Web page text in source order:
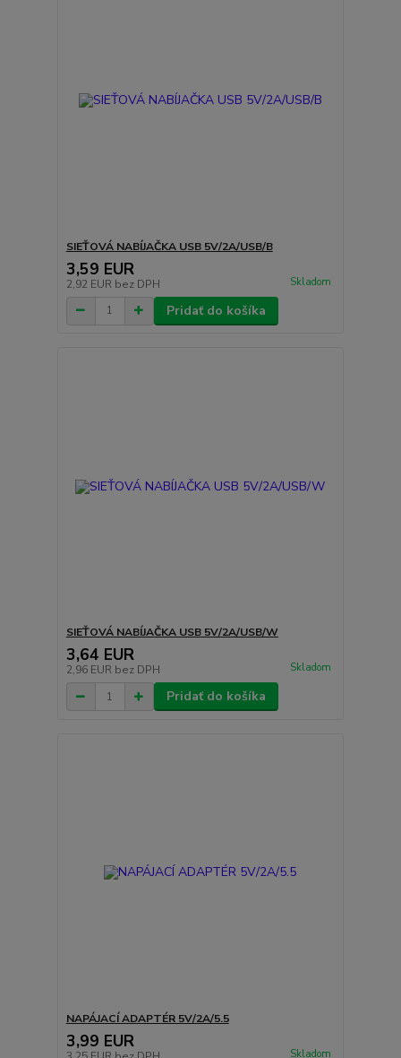
SIEŤOVÁ NABÍJAČKA USB 5V/2A/USB/B
3,59 EUR
2,92 EUR bez DPH Skladom
Pridať do košíka
SIEŤOVÁ NABÍJAČKA USB 5V/2A/USB/W
3,64 EUR
2,96 EUR bez DPH Skladom
Pridať do košíka
NAPÁJACÍ ADAPTÉR 5V/2A/5.5
3,99 EUR
Skladom